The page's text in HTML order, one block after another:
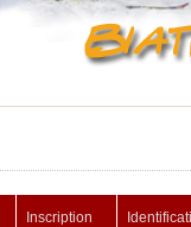
Inscription